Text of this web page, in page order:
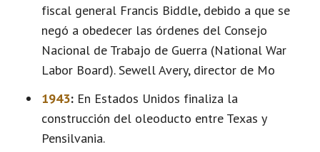
fiscal general Francis Biddle, debido a que se
negó a obedecer las órdenes del Consejo
Nacional de Trabajo de Guerra (National War
Labor Board). Sewell Avery, director de Mo
1943: En Estados Unidos finaliza la
construcción del oleoducto entre Texas y
Pensilvania.